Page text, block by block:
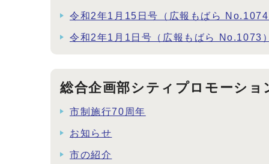
令和2年1月15日号（広報もばら No.1074
令和2年1月1日号（広報もばら No.1073）
総合企画部シティプロモーショ
市制施行70周年
お知らせ
市の紹介